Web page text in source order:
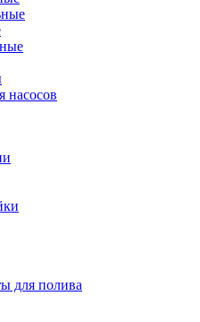
насосов
для полива